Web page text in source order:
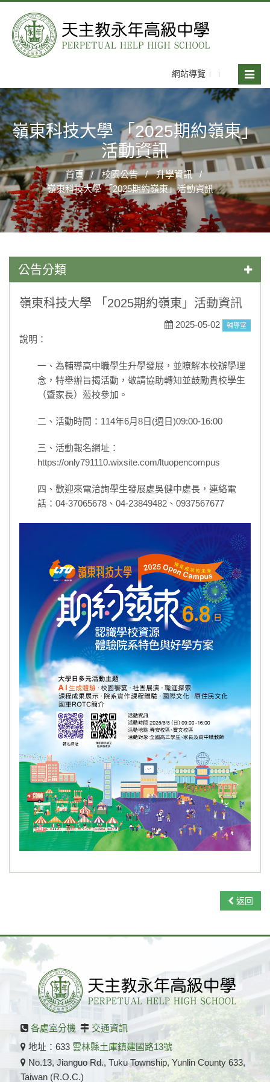
網站導覽
Toggle
嶺東科技大學 「2025期約嶺東」
活動資訊
首頁 校園公告
升學資訊
嶺東科技大學 「2025期約嶺東」活動資訊
公告分類
學藝競試
榮譽榜
活動競賽
升學資訊
獎助學金
108課綱
嶺東科技大學 「2025期約嶺東」活動資訊
2025-05-02 輔導室
說明：
一、為輔導高中職學生升學發展，並瞭解本校辦學理
念，特舉辦旨揭活動，敬請協助轉知並鼓勵貴校學生
（暨家長）蒞校參加。
二、活動時間：114年6月8日(週日)09:00-16:00
三、活動報名網址：
https://only791110.wixsite.com/ltuopencompus
四、歡迎來電洽詢學生發展處吳健中處長，連絡電
話：04-37065678、04-23849482、0937567677
返回
各處室分機
交通資訊
地址：633 雲林縣土庫鎮建國路13號
No.13, Jianguo Rd., Tuku Township, Yunlin County 633,
Taiwan (R.O.C.)